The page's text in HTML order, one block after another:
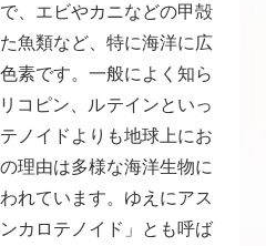
、エビやカニなどの甲殻
魚類など、特に海洋に広
素です。一般によく知ら
コピン、ルテインといっ
ノイドよりも地球上にお
理由は多様な海洋生物に
れています。ゆえにアス
カロテノイド」とも呼ば